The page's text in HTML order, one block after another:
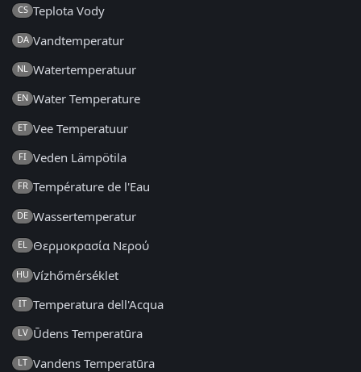
CS Teplota Vody
DA Vandtemperatur
NL Watertemperatuur
EN Water Temperature
ET Vee Temperatuur
FI Veden Lämpötila
FR Température de l'Eau
DE Wassertemperatur
EL Θερμοκρασία Νερού
HU Vízhőmérséklet
IT Temperatura dell'Acqua
LV Ūdens Temperatūra
LT Vandens Temperatūra